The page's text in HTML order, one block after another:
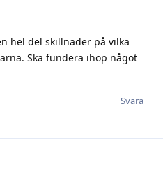
hel del skillnader på vilka
Ska fundera ihop något
Svara